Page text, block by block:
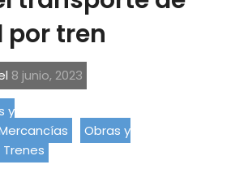
por tren
8 junio, 2023
y
Obras y
Trenes